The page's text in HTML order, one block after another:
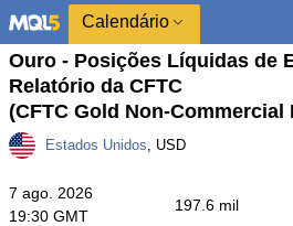
Calendário
Ouro - Posições Líquidas de
Relatório da CFTC
(CFTC Gold Non-Commercial
Estados Unidos, USD
7 ago. 2026
19:30 GMT
197.6 mil